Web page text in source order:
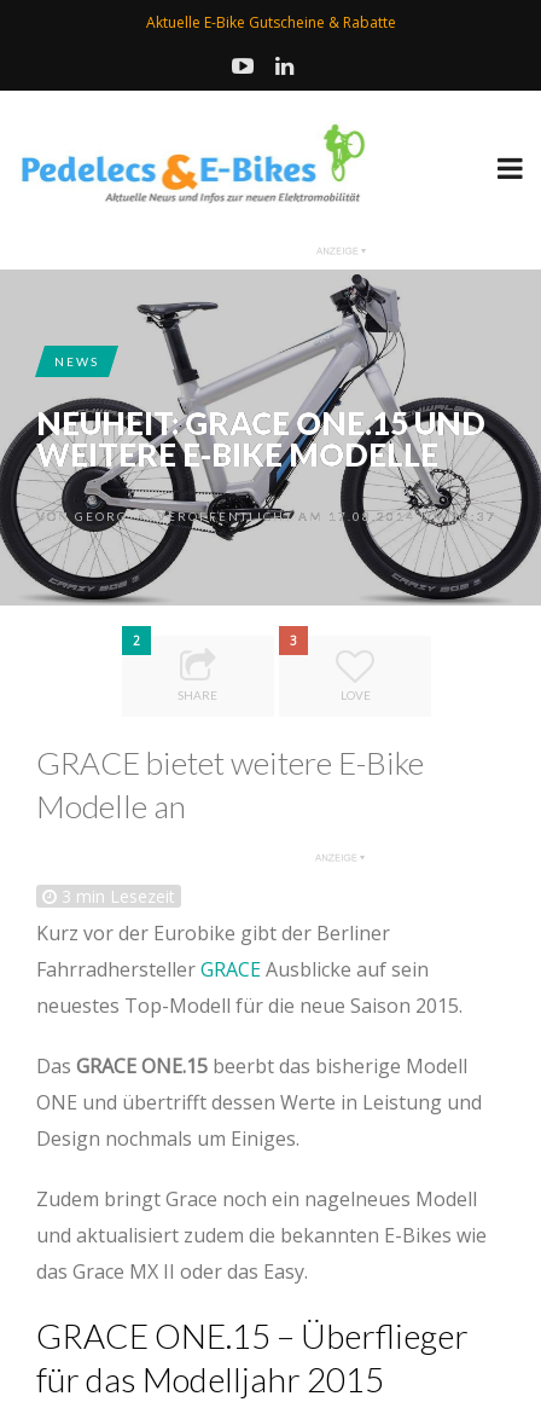
Aktuelle E-Bike Gutscheine & Rabatte
NEWS
NEUHEIT: GRACE ONE.15 UND
WEITERE E-BIKE MODELLE
VON GEORG • VERÖFFENTLICHT AM 17.08.2014 UM 10:37
2
SHARE
3
LOVE
GRACE bietet weitere E-Bike
Modelle an
3 min Lesezeit
Kurz vor der Eurobike gibt der Berliner
FahrradherstellerGRACEAusblicke auf sein
neuestes Top-Modell für die neue Saison 2015.
Das GRACE ONE.15 beerbt das bisherige Modell
ONE und übertrifft dessen Werte in Leistung und
Design nochmals um Einiges.
Zudem bringt Grace noch ein nagelneues Modell
und aktualisiert zudem die bekannten E-Bikes wie
das Grace MX II oder das Easy.
GRACE ONE.15 – Überflieger
für das Modelljahr 2015